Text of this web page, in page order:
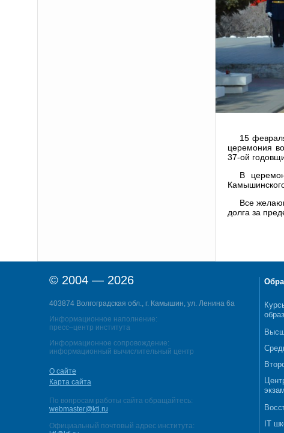
15
церемония
37-ой
В
Все
долга за
© 2004 — 2026
403874 Волгоградская обл., г. Камышин, ул. Ленина 6а
Информационное наполнение:
пресс–центр института
Информационное сопровождение:
информационный вычислительный центр
О сайте
Карта сайта
По вопросам работы сайта обращайтесь:
webmaster@kti.ru
Официальный почтовый адрес института:
IT